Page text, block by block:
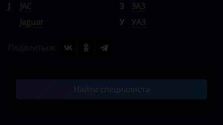
J
JAC
Jaguar
З
ЗАЗ
У
УАЗ
Найти специалиста